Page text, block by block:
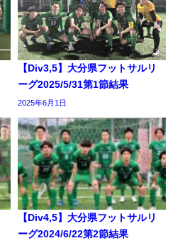
【Div3,5】大分県フットサルリ
ーグ2025/5/31第1節結果
2025年6月1日
【Div4,5】大分県フットサルリ
ーグ2024/6/22第2節結果